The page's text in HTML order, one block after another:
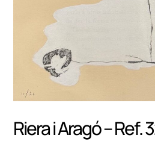
Riera i Aragó – Ref.